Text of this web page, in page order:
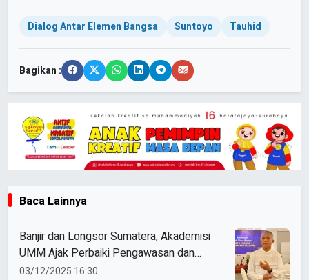
Dialog Antar Elemen Bangsa Suntoyo Tauhid
Bagikan :
Baca Lainnya
Banjir dan Longsor Sumatera, Akademisi
UMM Ajak Perbaiki Pengawasan dan
Ketaatan Hukum
03/12/2025 16:30